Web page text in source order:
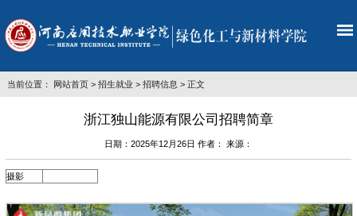
当前位置： 网站首页> 招生就业 > 招聘信息 > 正文
浙江独山能源有限公司招聘简章
日期：2025年12月26日 作者： 来源：
摄影